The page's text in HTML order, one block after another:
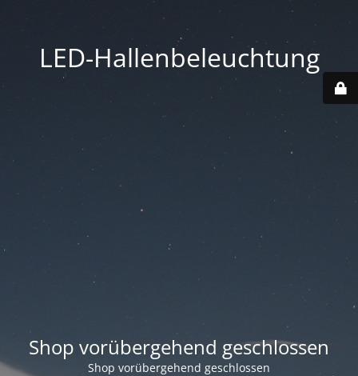
LED-Hallenbeleuchtung
Shop vorübergehend geschlossen
Shop vorübergehend geschlossen